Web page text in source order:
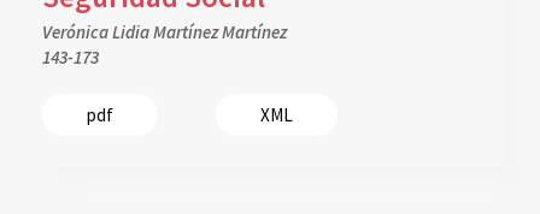
Verónica Lidia Martínez Martínez
143-173
pdf XML